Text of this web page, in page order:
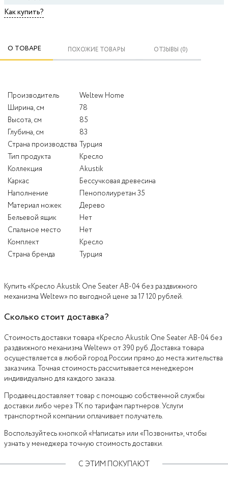
Как купить?
О ТОВАРЕ ПОХОЖИЕ ТОВАРЫ ОТЗЫВЫ (0)
Производитель
Weltew Home
Ширина, см
78
Высота, см
85
Глубина, см
83
Страна производства Турция
Тип продукта
Кресло
Коллекция
Akustik
Каркас
Бессучковая древесина
Наполнение
Пенополиуретан 35
Материал ножек
Дерево
Бельевой ящик
Нет
Спальное место
Нет
Комплект
Кресло
Страна бренда
Турция
Купить «Кресло Akustik One Seater AB-04 без раздвижного
механизма Weltew» по выгодной цене за 17 120 рублей.
Сколько стоит доставка?
Стоимость доставки товара «Кресло Akustik One Seater AB-04 без
раздвижного механизма Weltew» от 390 руб. Доставка товара
осуществляется в любой город России прямо до места жительства
заказчика. Точная стоимость рассчитывается менеджером
индивидуально для каждого заказа.
Продавец доставляет товар с помощью собственной службы
доставки либо через ТК по тарифам партнеров. Услуги
транспортной компании оплачивает получатель.
Воспользуйтесь кнопкой «Написать» или «Позвонить», чтобы
узнать у менеджера точную стоимость доставки.
С ЭТИМ ПОКУПАЮТ